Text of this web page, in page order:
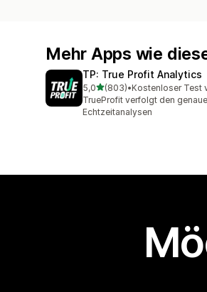
Mehr Apps wie
TP: True Profit Analytics
5,0von 5 Sternen
(803)
803 Rezensionen insgesamt
•Kostenloser Test
TrueProfit verfolgt den
Echtzeitanalysen